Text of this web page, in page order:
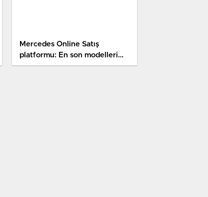
Mercedes Online Satış
platformu: En son modelleri
internetten alın!